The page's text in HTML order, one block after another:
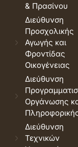
& Πρασίνου
Διεύθυνση
Προσχολικής
Αγωγής και
Φροντίδας
Οικογένειας
Διεύθυνση
Οργάνωσης
Διεύθυνση
Τεχνικών